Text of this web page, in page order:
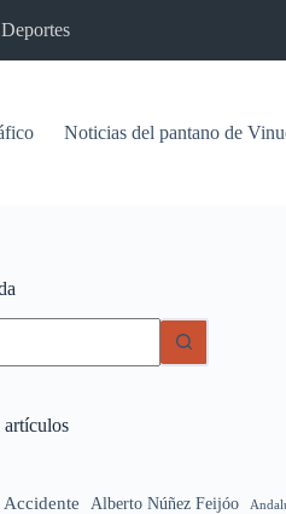
Deportes
Noticias del pantano de
Accidente Alberto Núñez Feijóo